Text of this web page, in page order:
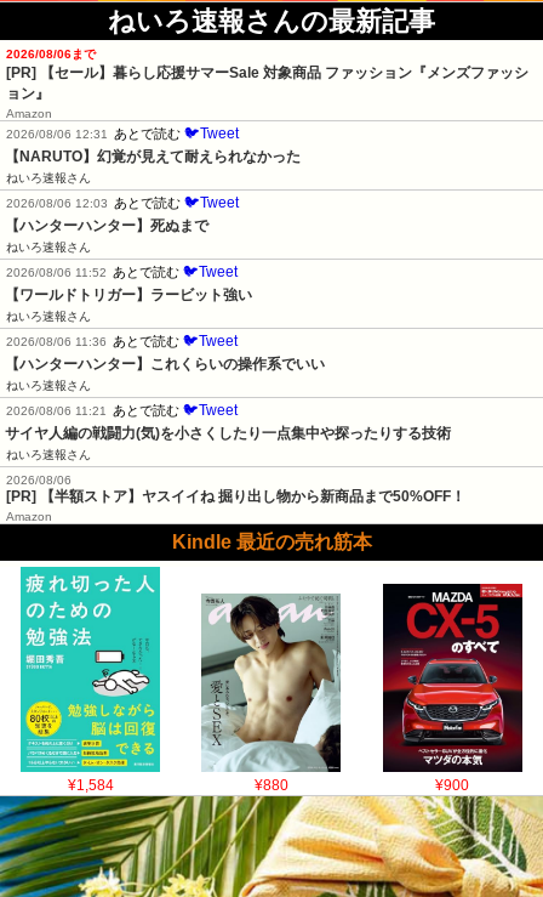
ねいろ速報さんの最新記事
2026/08/06まで
[PR]
【セール】暮らし応援サマーSale 対象商品 ファッション『メンズファッシ
ョン』
Amazon
2026/08/06 12:31
あとで読む 🐦Tweet
【NARUTO】幻覚が見えて耐えられなかった
ねいろ速報さん
2026/08/06 12:03
あとで読む 🐦Tweet
【ハンターハンター】死ぬまで
ねいろ速報さん
2026/08/06 11:52
あとで読む 🐦Tweet
【ワールドトリガー】ラービット強い
ねいろ速報さん
2026/08/06 11:36
あとで読む 🐦Tweet
【ハンターハンター】これくらいの操作系でいい
ねいろ速報さん
2026/08/06 11:21
あとで読む 🐦Tweet
サイヤ人編の戦闘力(気)を小さくしたり一点集中や探ったりする技術
ねいろ速報さん
2026/08/06
[PR] 【半額ストア】ヤスイイね 掘り出し物から新商品まで50%OFF！
Amazon
Kindle 最近の売れ筋本
¥1,584 ¥880 ¥900